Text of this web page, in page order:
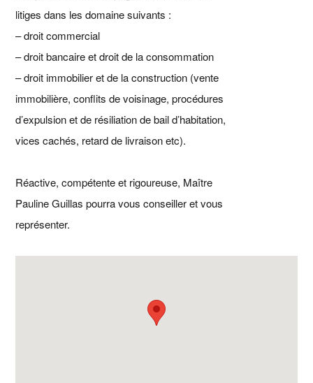
litiges dans les domaine suivants :
– droit commercial
– droit bancaire et droit de la consommation
– droit immobilier et de la construction (vente
immobilière, conflits de voisinage, procédures
d’expulsion et de résiliation de bail d’habitation,
vices cachés, retard de livraison etc).
Réactive, compétente et rigoureuse, Maître
Pauline Guillas pourra vous conseiller et vous
représenter.